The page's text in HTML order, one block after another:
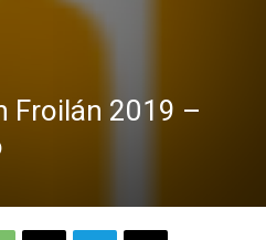
Froilán 2019 –